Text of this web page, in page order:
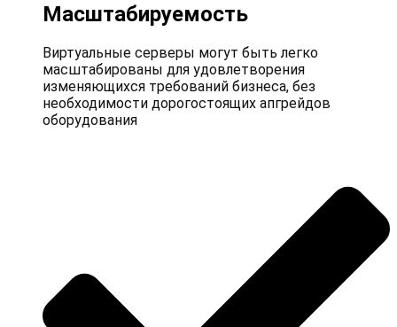
Масштабируемость
Виртуальные серверы могут быть легко
масштабированы для удовлетворения
изменяющихся требований бизнеса, без
необходимости дорогостоящих апгрейдов
оборудования